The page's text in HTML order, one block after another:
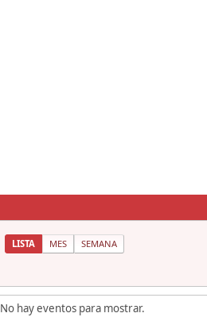
LISTA MES SEMANA
No hay eventos para mostrar.